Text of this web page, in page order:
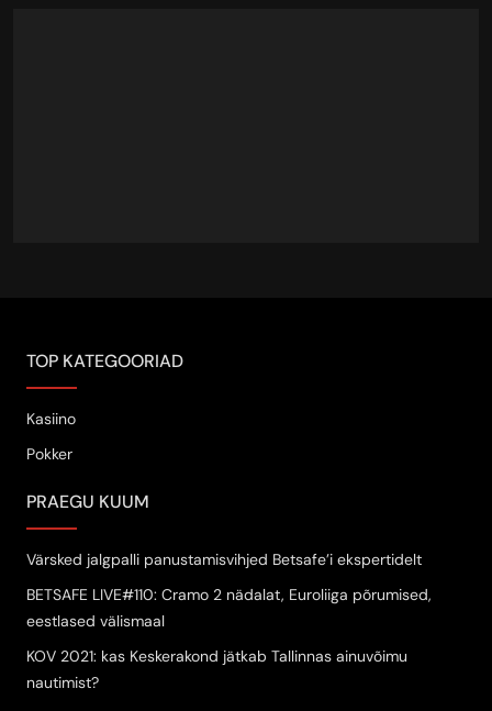
TOP KATEGOORIAD
Kasiino
Pokker
PRAEGU KUUM
Värsked jalgpalli panustamisvihjed Betsafe’i ekspertidelt
BETSAFE LIVE#110: Cramo 2 nädalat, Euroliiga põrumised,
eestlased välismaal
KOV 2021: kas Keskerakond jätkab Tallinnas ainuvõimu
nautimist?